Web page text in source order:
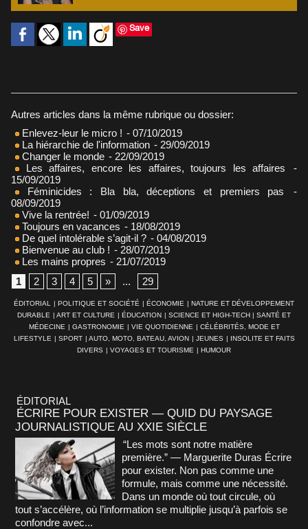
Save
Autres articles dans la même rubrique ou dossier:
Enlevez-leur le micro ! - 07/10/2019
La hiérarchie de l'information - 29/09/2019
Changer le monde - 22/09/2019
Les affaires, encore les affaires, toujours les affaires
-
15/09/2019
Féminicides : Bla bla, déceptions et premiers pas
-
08/09/2019
Vive la rentrée! - 01/09/2019
Toujours en vacances - 18/08/2019
De quel intolérable s’agit-il ? - 04/08/2019
Bienvenue au club ! - 28/07/2019
Les mains propres - 21/07/2019
1
2 3 4 5 » ... 29
ÉDITORIAL | POLITIQUE ET SOCIÉTÉ | ÉCONOMIE | NATURE ET DÉVELOPPEMENT
DURABLE | ART ET CULTURE | ÉDUCATION | SCIENCE ET HIGH-TECH | SANTÉ ET
MÉDECINE | GASTRONOMIE | VIE QUOTIDIENNE | CÉLÉBRITÉS, MODE ET
LIFESTYLE | SPORT | AUTO, MOTO, BATEAU, AVION | JEUNES | INSOLITE ET FAITS
DIVERS | VOYAGES ET TOURISME | HUMOUR
ÉDITORIAL
ÉCRIRE POUR EXISTER — QUID DU PAYSAGE
JOURNALISTIQUE AU XXIE SIÈCLE
“Les mots sont notre matière
première.” — Marguerite Duras Écrire
pour exister. Non pas comme une
formule, mais comme une nécessité.
Dans un monde où tout circule, où
tout s’accélère, où l’information se multiplie jusqu’à parfois se
confondre avec...